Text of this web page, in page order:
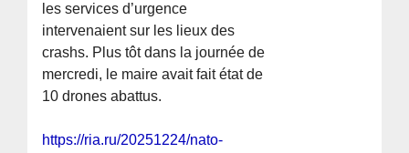
les services d’urgence
intervenaient sur les lieux des
crashs. Plus tôt dans la journée de
mercredi, le maire avait fait état de
10 drones abattus.
https://ria.ru/20251224/nato-